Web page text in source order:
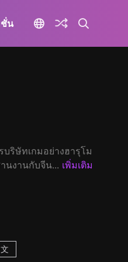
น
บริษัทเกมอย่างฮารุโม
นงานกับจีน... เพิ่มเติม